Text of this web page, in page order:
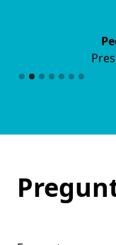
Slide 2 of 7.